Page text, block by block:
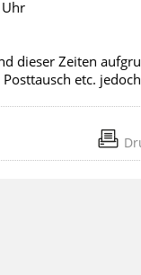
dieser Zeiten
etc. jedoch